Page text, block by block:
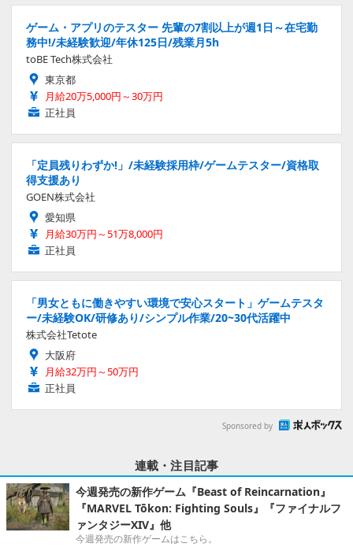
ゲーム・アプリのテスター 先輩の7割以上が週1日～在宅勤
務中!/未経験歓迎/年休125日/残業月5h
toBE Tech株式会社
東京都
月給20万5,000円～30万円
正社員
「定員残りわずか!」/未経験採用枠/ゲームテスター/資格取
得支援あり
GOEN株式会社
愛知県
月給30万円～51万8,000円
正社員
「男女ともに働きやすい環境で安心スタート」ゲームテスタ
ー/未経験OK/研修あり/シンプル作業/20~30代活躍中
株式会社Tetote
大阪府
月給32万円～50万円
正社員
Sponsored by
連載・注目記事
今週発売の新作ゲーム『Beast of Reincarnation』
『MARVEL Tōkon: Fighting Souls』『ファイナルフ
ァンタジーXIV』他
今週発売の新作ゲームはこちら。